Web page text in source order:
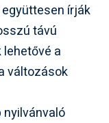
írják
távú
a
változások
nyilvánvaló